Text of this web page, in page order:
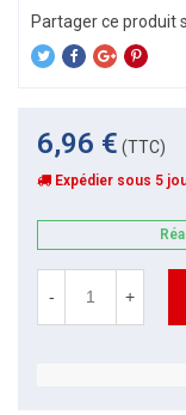
6,96 € (TTC)
Expédier sous 5
- +